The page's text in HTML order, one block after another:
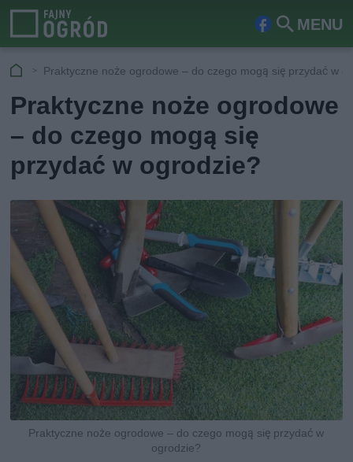
MENU
Fa
ook
Szu
kaj
Praktyczne noże ogrodowe – do czego mogą się przydać w
Praktyczne noże ogrodowe
– do czego mogą się
przydać w ogrodzie?
Praktyczne noże ogrodowe – do czego mogą się przydać w
ogrodzie?